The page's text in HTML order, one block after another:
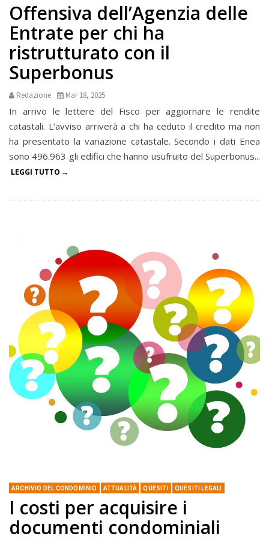
Offensiva dell’Agenzia delle
Entrate per chi ha
ristrutturato con il
Superbonus
Redazione Mar 18, 2025
In arrivo le lettere del Fisco per aggiornare le rendite
catastali. L’avviso arriverà a chi ha ceduto il credito ma non
ha presentato la variazione catastale. Secondo i dati Enea
sono 496.963 gli edifici che hanno usufruito del Superbonus...
LEGGI TUTTO
ARCHIVIO DEL CONDOMINIO ATTUALITÀ QUESITI QUESITI LEGALI
I costi per acquisire i
documenti condominiali